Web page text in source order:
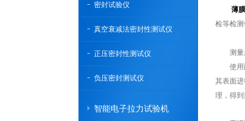
密封试验仪
真空衰减法密封性测试仪
正压密封性测试仪
负压密封测试仪
智能电子拉力试验机
薄
检等检测
测量
使用两
其表面
理，得到